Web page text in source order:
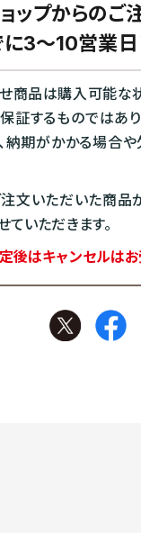
ップからのご
3～10営業日
商品は購入可能な
証するものではあ
納期がかかる場合
文いただいた商品
ていただきます。
後はキャンセルはお